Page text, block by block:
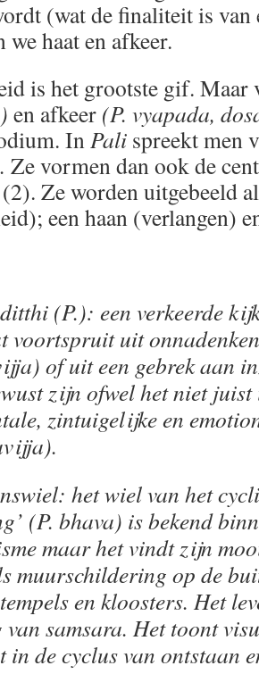
(wat de finaliteit is van
haat en afkeer.
is het grootste gif. Maar
en afkeer (P. vyapada,
InPali spreekt men
Ze vormen dan ook de
Ze worden uitgebeeld
een haan (verlangen)
(P.): een verkeerde
voortspruit uit
of uit een gebrek aan
zijn ofwel het niet juist
zintuigelijke en
het wiel van het
(P. bhava) is bekend
maar het vindt zijn
muurschildering op de
en kloosters. Het
samsara. Het toont
in de cyclus van ontstaan